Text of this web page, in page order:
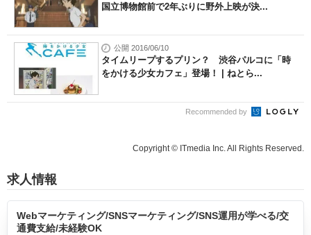
国立博物館前で2年ぶりに野外上映が決...
公開 2016/06/10
タイムリープするプリン？ 渋谷パルコに「時
をかける少女カフェ」登場！ | ねとら...
Recommended by
Copyright © ITmedia Inc. All Rights Reserved.
求人情報
Webマーケティング/SNSマーケティング/SNS運用が学べる/交
通費支給/未経験OK